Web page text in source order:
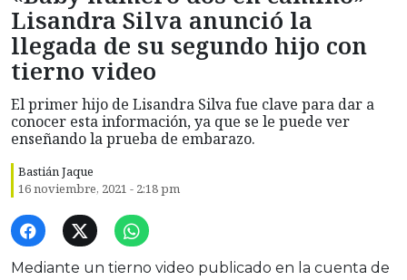
Lisandra Silva anunció la
llegada de su segundo hijo con
tierno video
El primer hijo de Lisandra Silva fue clave para dar a
conocer esta información, ya que se le puede ver
enseñando la prueba de embarazo.
Bastián Jaque
16 noviembre, 2021 - 2:18 pm
Mediante un tierno video publicado en la cuenta de